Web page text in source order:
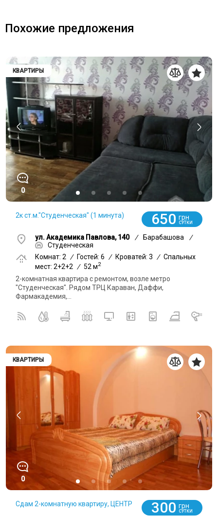
Похожие предложения
КВАРТИРЫ
0
2к ст.м."Студенческая" (1 минута) 650 грн
СУТКИ
ул. Академика Павлова, 140 / Барабашова
/
Студенческая
Комнат: 2
/ Гостей: 6 / Кроватей: 3 / Спальных
мест: 2+2+2
/ 52 м2
2-комнатная квартира с ремонтом, возле метро
"Студенческая". Рядом ТРЦ Караван, Даффи,
Фармакадемия,...
КВАРТИРЫ
0
Сдам 2-комнатную квартиру, ЦЕНТР 300 грн
СУТКИ